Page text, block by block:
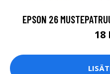
EPSON 26
18